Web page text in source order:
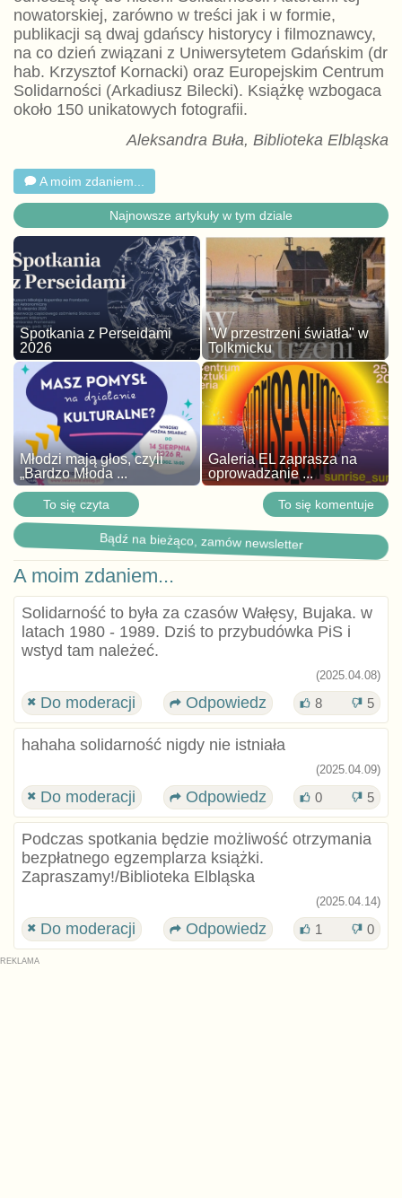
nowatorskiej, zarówno w treści jak i w formie,
publikacji są dwaj gdańscy historycy i filmoznawcy,
na co dzień związani z Uniwersytetem Gdańskim (dr
hab. Krzysztof Kornacki) oraz Europejskim Centrum
Solidarności (Arkadiusz Bilecki). Książkę wzbogaca
około 150 unikatowych fotografii.
Aleksandra Buła, Biblioteka Elbląska
A moim zdaniem...
Najnowsze artykuły w tym dziale
Spotkania z Perseidami
2026
"W przestrzeni światła" w
Tolkmicku
Młodzi mają głos, czyli
„Bardzo Młoda ...
Galeria EL zaprasza na
oprowadzanie ...
To się czyta To się komentuje
Bądź na bieżąco, zamów newsletter
A moim zdaniem...
Solidarność to była za czasów Wałęsy, Bujaka. w
latach 1980 - 1989. Dziś to przybudówka PiS i
wstyd tam należeć.
(2025.04.08)
Do moderacji Odpowiedz 8 5
hahaha solidarność nigdy nie istniała
(2025.04.09)
Do moderacji Odpowiedz 0 5
Podczas spotkania będzie możliwość otrzymania
bezpłatnego egzemplarza książki.
Zapraszamy!/Biblioteka Elbląska
(2025.04.14)
Do moderacji Odpowiedz 1 0